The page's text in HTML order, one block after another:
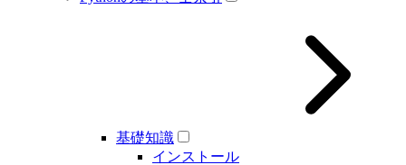
基礎知識
インストール